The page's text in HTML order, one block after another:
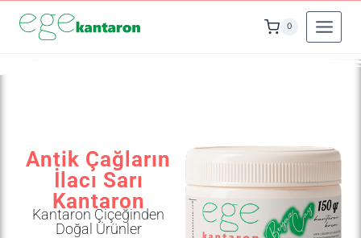
0
Antik Çağların
İlacı Sarı
Kantaron
Kantaron Çiçeğinden
Doğal Ürünler